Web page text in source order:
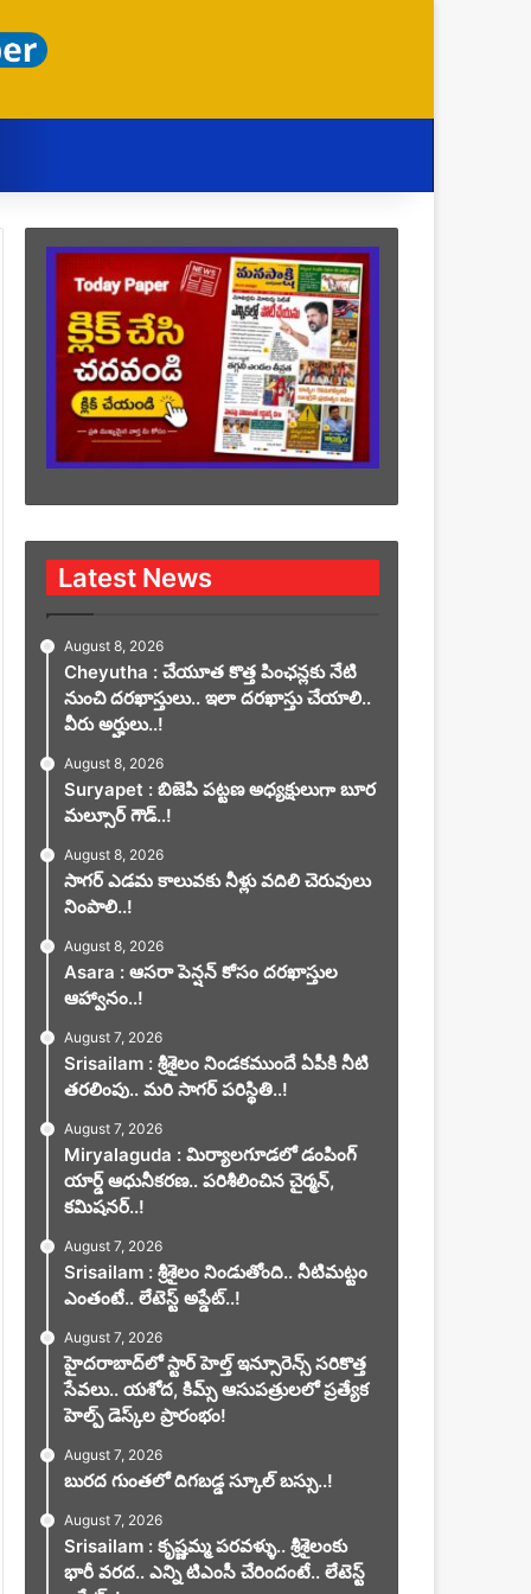
Latest News
August 8, 2026
Cheyutha : చేయూత కొత్త పింఛన్లకు నేటి
నుంచి దరఖాస్తులు.. ఇలా దరఖాస్తు చేయాలి..
వీరు అర్హులు..!
August 8, 2026
Suryapet : బిజెపి పట్టణ అధ్యక్షులుగా బూర
మల్సూర్ గౌడ్..!
August 8, 2026
సాగర్ ఎడమ కాలువకు నీళ్లు వదిలి చెరువులు
నింపాలి..!
August 8, 2026
Asara : ఆసరా పెన్షన్ కోసం దరఖాస్తుల
ఆహ్వానం..!
August 7, 2026
Srisailam : శ్రీశైలం నిండకముందే ఏపీకి నీటి
తరలింపు.. మరి సాగర్ పరిస్థితి..!
August 7, 2026
Miryalaguda : మిర్యాలగూడలో డంపింగ్
యార్డ్ ఆధునీకరణ.. పరిశీలించిన చైర్మన్,
కమిషనర్..!
August 7, 2026
Srisailam : శ్రీశైలం నిండుతోంది.. నీటిమట్టం
ఎంతంటే.. లేటెస్ట్ అప్డేట్..!
August 7, 2026
హైదరాబాద్‌లో స్టార్ హెల్త్ ఇన్సూరెన్స్ సరికొత్త
సేవలు.. యశోద, కిమ్స్ ఆసుపత్రులలో ప్రత్యేక
హెల్ప్ డెస్క్‌ల ప్రారంభం!
August 7, 2026
బురద గుంతలో దిగబడ్డ స్కూల్ బస్సు..!
August 7, 2026
Srisailam : కృష్ణమ్మ పరవళ్ళు.. శ్రీశైలంకు
భారీ వరద.. ఎన్ని టిఎంసీ చేరిందంటే.. లేటెస్ట్